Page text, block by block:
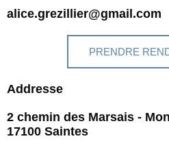
alice.grezillier@gmail.com
PRENDRE
Addresse
2 chemin des Marsais -
17100 Saintes